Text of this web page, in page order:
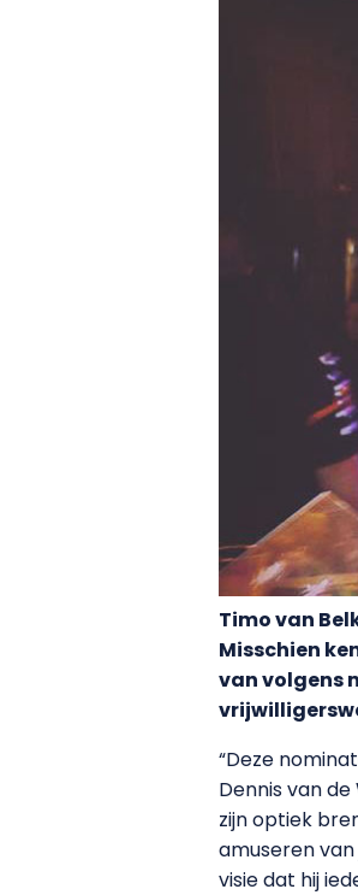
Timo van
Misschien
van volgens
“Deze
Dennis van
zijn optiek
amuseren
visie dat hij